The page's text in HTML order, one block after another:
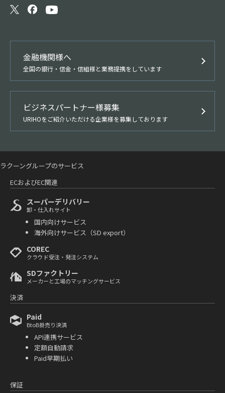
金融機関様へ
全国の銀行・信金・信組様と業務提携をしています
ビジネスパートナー様募集
URIHOをご紹介いただける企業様を募集しております
ラクーングループのサービス
ECおよびEC関連
スーパーデリバリー
卸・仕入れサイト
国内向けサービス
海外向けサービス（SD export）
COREC
クラウド受注・発注システム
SDファクトリー
メーカーと工場のマッチングサービス
決済
Paid
BtoB掛売り決済
API連携サービス
定額自動請求
Paid早期払い
保証